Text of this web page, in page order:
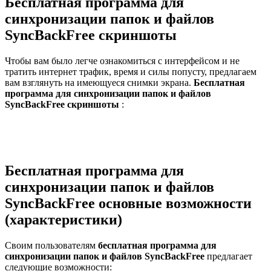
синхронизации папок и файлов
SyncBackFree скриншоты
Чтобы вам было легче ознакомиться с интерфейсом и не
тратить интернет трафик, время и силы попусту, предлагаем
вам взглянуть на имеющуеся снимки экрана. Бесплатная
программа для синхронизации папок и файлов
SyncBackFree скриншоты :
Бесплатная программа для
синхронизации папок и файлов
SyncBackFree основные возможности
(характеристики)
Своим пользователям бесплатная программа для
синхронизации папок и файлов SyncBackFree предлагает
следующие возможности: